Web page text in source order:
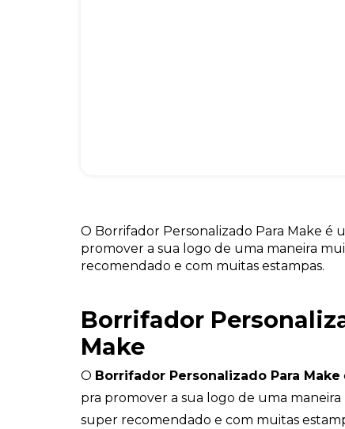
O Borrifador Personalizado Para Make é
promover a sua logo de uma maneira
recomendado e com muitas estampas.
Borrifador
Make
O Borrifador Personalizado Para Make
pra promover a sua logo de uma
super recomendado e com muitas